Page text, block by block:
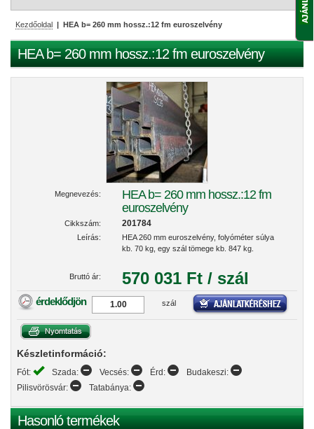
Kezdőoldal | HEA b= 260 mm hossz.:12 fm euroszelvény
HEA b= 260 mm hossz.:12 fm euroszelvény
Megnevezés:
HEA b= 260 mm hossz.:12 fm
euroszelvény
Cikkszám: 201784
Leírás:
HEA 260 mm euroszelvény, folyóméter súlya
kb. 70 kg, egy szál tömege kb. 847 kg.
Bruttó ár: 570 031 Ft / szál
érdeklődjön szál
Készletinformáció:
Fót: Szada: Vecsés: Érd:
Budakeszi:
Pilisvörösvár:
Tatabánya:
Hasonló termékek